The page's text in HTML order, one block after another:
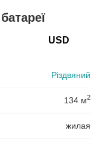
Різдвяний
134 м2
жилая